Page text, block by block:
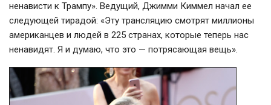
ненависти к Трампу». Ведущий, Джимми Киммел начал ее
следующей тирадой: «Эту трансляцию смотрят миллионы
американцев и людей в 225 странах, которые теперь нас
ненавидят. Я и думаю, что это — потрясающая вещь».